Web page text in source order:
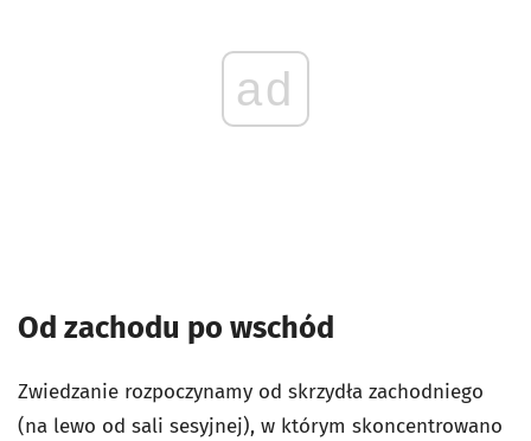
ad
Od zachodu po wschód
Zwiedzanie rozpoczynamy od skrzydła zachodniego
(na lewo od sali sesyjnej), w którym skoncentrowano